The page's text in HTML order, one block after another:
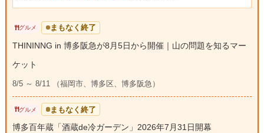
グルメ まもなく終了
THININNG in 博多阪急が8月5日から開催｜山の問題を知るマー
ケット
8/5 ～ 8/11 （福岡市、博多区、博多阪急）
グルメ まもなく終了
博多百年蔵「酒蔵de冷ガーデン」2026年7月31日開幕